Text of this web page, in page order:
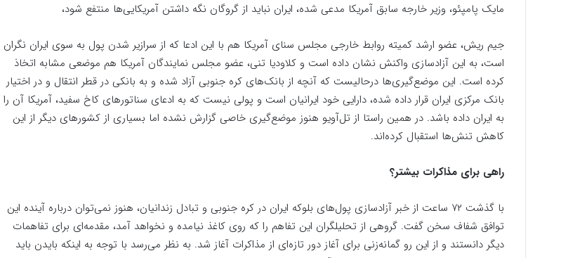
مایک پامپئو، وزیر خارجه سابق آمریکا مدعی شده، ایران نباید از گروگان نگه داشتن آمریکایی‌ها منتفع شود،
جیم ریش، عضو ارشد کمیته روابط خارجی مجلس سنای آمریکا هم با این ادعا که از سرازیر شدن پول به سوی ایران نگران
است، به این آزادسازی واکنش نشان داده است و کلاودیا تنی، عضو مجلس نمایندگان آمریکا هم موضعی مشابه اتخاذ
کرده است. این موضع‌گیری‌ها درحالیست که آنچه از بانک‌های کره جنوبی آزاد شده و به بانکی در قطر انتقال و در اختیار
بانک مرکزی ایران قرار داده شده، دارایی خود ایرانیان است و پولی نیست که به ادعای سناتورهای کاخ سفید، آمریکا آن را
به ایران داده باشد. در همین راستا از تل‌آویو هنوز موضع‌گیری خاصی گزارش نشده اما بسیاری از کشورهای دیگر از این
کاهش تنش‌ها استقبال کرده‌اند.
راهی برای مذاکرات بیشتر؟
با گذشت ۷۲ ساعت از خبر آزادسازی پول‌های بلوکه ایران در کره جنوبی و تبادل زندانیان، هنوز نمی‌توان درباره آینده این
توافق شفاف سخن گفت. گروهی از تحلیلگران این تفاهم را که روی کاغذ نیامده و نخواهد آمد، مقدمه‌ای برای تفاهمات
دیگر دانستند و از این رو گمانه‌زنی برای آغاز دور تازه‌ای از مذاکرات آغاز شد. به نظر می‌رسد با توجه به اینکه بایدن باید